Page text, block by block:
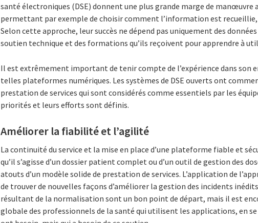
santé électroniques (DSE) donnent une plus grande marge de
permettant par exemple de choisir comment l’information est recueillie,
Selon cette approche, leur succès ne dépend pas uniquement des
soutien technique et des formations qu’ils reçoivent pour apprendre à
Il est extrêmement important de tenir compte de l’expérience dans son
telles plateformes numériques. Les systèmes de DSE ouverts ont
prestation de services qui sont considérés comme essentiels par les
priorités et leurs efforts sont définis.
Améliorer la fiabilité et l’agilité
La continuité du service et la mise en place d’une plateforme fiable et
qu’il s’agisse d’un dossier patient complet ou d’un outil de gestion des
atouts d’un modèle solide de prestation de services. L’application de
de trouver de nouvelles façons d’améliorer la gestion des incidents
résultant de la normalisation sont un bon point de départ, mais il est
globale des professionnels de la santé qui utilisent les applications, en